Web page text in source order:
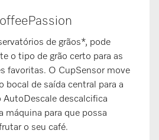
de grãos*, pode
o tipo de grão certo para as
favoritas. O CupSensor move
bocal de saída central para a
AutoDescale descalcifica
máquina para que possa
o seu café.